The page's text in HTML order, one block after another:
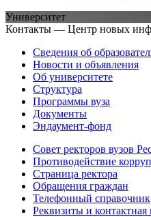
Университет
Контакты — Центр новых
Сведения об
Новости и объявления
Об университете
Структура
Программы вуза
Документы
Эндаумент-фонд
Совет ректоров вузов
Противодействие
Страница ректора
Обращения граждан
Телефонный справочник
Реквизиты и